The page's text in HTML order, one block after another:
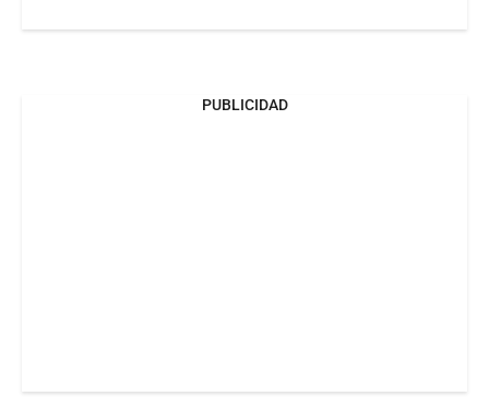
PUBLICIDAD